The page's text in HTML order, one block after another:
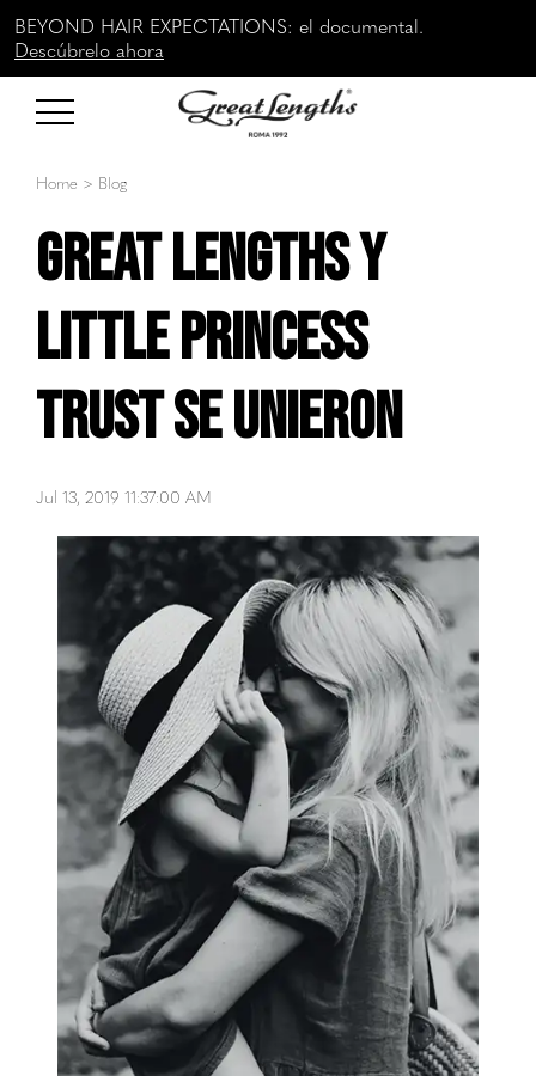
BEYOND HAIR EXPECTATIONS: el documental.
Descúbrelo ahora
Home > Blog
Great Lengths y
Little Princess
Trust se unieron
Jul 13, 2019 11:37:00 AM